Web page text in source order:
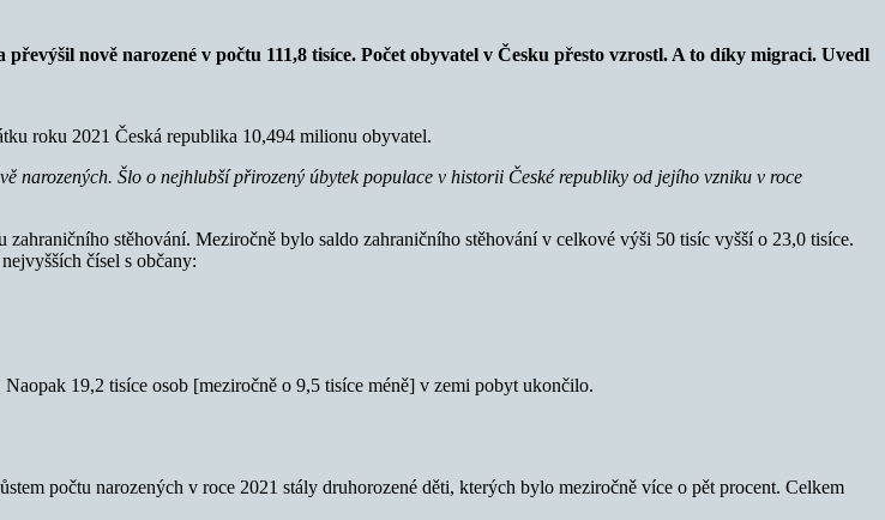
nově narozené v počtu 111,8 tisíce. Počet obyvatel v Česku přesto vzrostl. A to díky migraci. Uvedl
roku 2021 Česká republika 10,494 milionu obyvatel.
narozených. Šlo o nejhlubší přirozený úbytek populace v historii České republiky od jejího vzniku v roce
stěhování. Meziročně bylo saldo zahraničního stěhování v celkové výši 50 tisíc vyšší o 23,0 tisíce.
čísel s občany:
19,2 tisíce osob [meziročně o 9,5 tisíce méně] v zemi pobyt ukončilo.
počtu narozených v roce 2021 stály druhorozené děti, kterých bylo meziročně více o pět procent. Celkem